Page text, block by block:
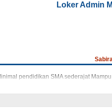
Loker Admin
pendidikan SMA sederajat